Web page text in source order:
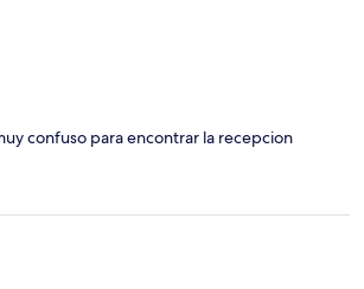
confuso para encontrar la recepcion